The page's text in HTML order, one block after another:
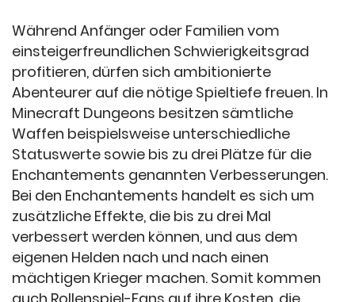
Während Anfänger oder Familien vom
einsteigerfreundlichen Schwierigkeitsgrad
profitieren, dürfen sich ambitionierte
Abenteurer auf die nötige Spieltiefe freuen. In
Minecraft Dungeons besitzen sämtliche
Waffen beispielsweise unterschiedliche
Statuswerte sowie bis zu drei Plätze für die
Enchantements genannten Verbesserungen.
Bei den Enchantements handelt es sich um
zusätzliche Effekte, die bis zu drei Mal
verbessert werden können, und aus dem
eigenen Helden nach und nach einen
mächtigen Krieger machen. Somit kommen